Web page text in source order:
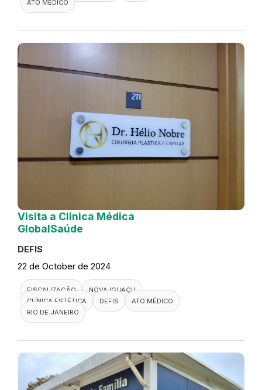
ATO MÉDICO
Visita a Clinica Médica
GlobalSaúde
DEFIS
22 de October de 2024
FISCALIZAÇÃO
NOVA IGUAÇU
CLÍNICA ESTÉTICA
DEFIS
ATO MÉDICO
RIO DE JANEIRO